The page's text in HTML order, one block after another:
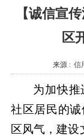
【诚信宣
区
来源 : 信
为加快推
社区居民的
区风气，建